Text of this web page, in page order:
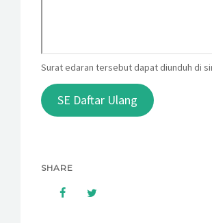
Surat edaran tersebut dapat diunduh di
SE Daftar Ulang
SHARE